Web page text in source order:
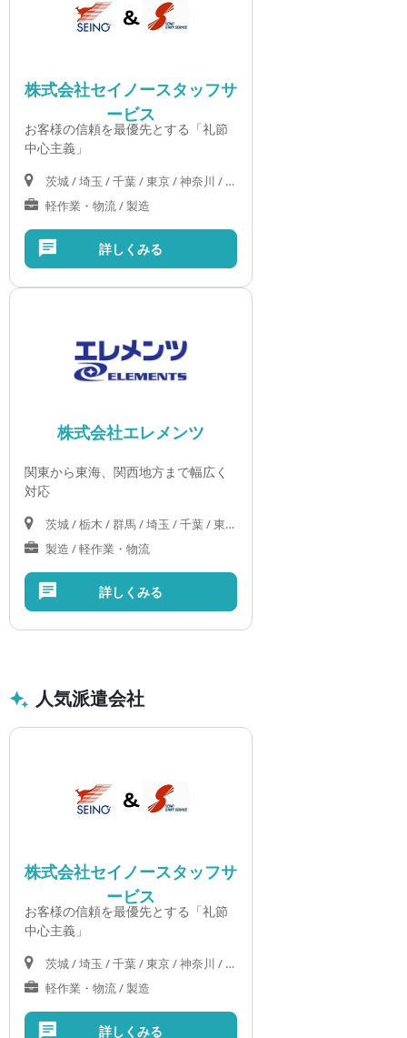
株式会社セイノースタッフサ
ービス
お客様の信頼を最優先とする「礼節
中心主義」
茨城 / 埼玉 / 千葉 / 東京 / 神奈川 / 岐阜 / 静岡 / 愛知 / 三重 / 滋賀 / 京都 / 大阪 / 兵庫 / 奈良 / 和歌山 / 岡山 / 広島 / 山口
軽作業・物流 / 製造
詳しくみる
株式会社エレメンツ
関東から東海、関西地方まで幅広く
対応
茨城 / 栃木 / 群馬 / 埼玉 / 千葉 / 東京 / 神奈川 / 山梨 / 岐阜 / 静岡 / 愛知 / 三重 / 滋賀 / 京都 / 大阪 / 奈良
製造 / 軽作業・物流
詳しくみる
人気派遣会社
株式会社セイノースタッフサ
ービス
お客様の信頼を最優先とする「礼節
中心主義」
茨城 / 埼玉 / 千葉 / 東京 / 神奈川 / 岐阜 / 静岡 / 愛知 / 三重 / 滋賀 / 京都 / 大阪 / 兵庫 / 奈良 / 和歌山 / 岡山 / 広島 / 山口
軽作業・物流 / 製造
詳しくみる